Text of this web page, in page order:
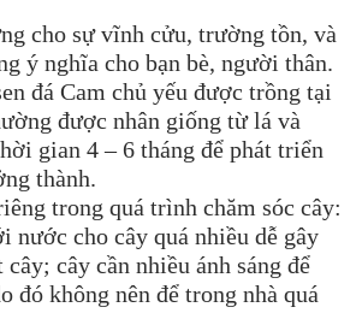
cho sự vĩnh cửu, trường tồn, và
ý nghĩa cho bạn bè, người thân.
đá Cam chủ yếu được trồng tại
được nhân giống từ lá và
gian 4 – 6 tháng để phát triển
thành.
trong quá trình chăm sóc cây:
nước cho cây quá nhiều dễ gây
cây cần nhiều ánh sáng để
đó không nên để trong nhà quá